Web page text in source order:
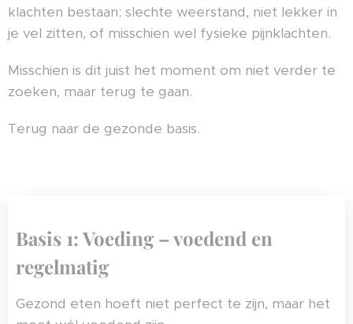
klachten bestaan; slechte weerstand, niet lekker in
je vel zitten, of misschien wel fysieke pijnklachten.
Misschien is dit juist het moment om niet verder te
zoeken, maar terug te gaan.
Terug naar de gezonde basis.
Basis 1: Voeding – voedend en
regelmatig
Gezond eten hoeft niet perfect te zijn, maar het